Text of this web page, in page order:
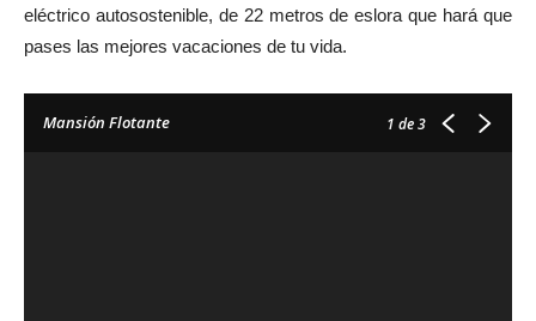
eléctrico autosostenible, de 22 metros de eslora que hará que
pases las mejores vacaciones de tu vida.
Mansión Flotante 1 de 3